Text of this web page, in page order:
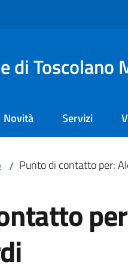
di Toscolano
Novità Servizi
/ Punto di contatto per: